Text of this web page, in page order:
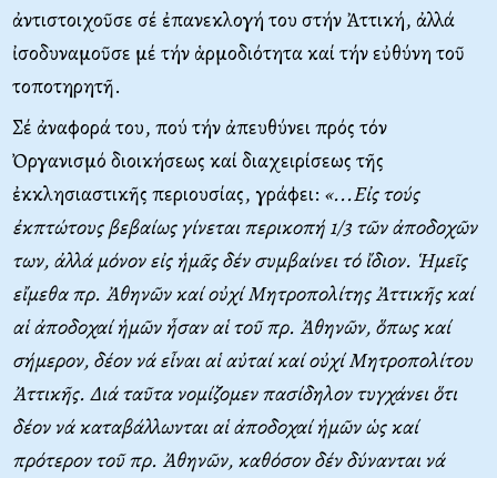
ἀντιστοιχοῦσε σέ ἐπανεκλογή του στήν Ἀττική, ἀλλά
ἰσοδυναμοῦσε μέ τήν ἁρμοδιότητα καί τήν εὐθύνη τοῦ
τοποτηρητῆ.
Σέ ἀναφορά του, πού τήν ἀπευθύνει πρός τόν
Ὀργανισμό διοικήσεως καί διαχειρίσεως τῆς
ἐκκλησιαστικῆς περιουσίας, γράφει: «...Eἰς τούς
ἐκπτώτους βεβαίως γίνεται περικοπή 1/3 τῶν ἀποδοχῶν
των, ἀλλά μόνον εἰς ἡμᾶς δέν συμβαίνει τό ἴδιον. Ἡμεῖς
εἴμεθα πρ. Ἀθηνῶν καί οὐχί Mητροπολίτης Ἀττικῆς καί
αἱ ἀποδοχαί ἡμῶν ἦσαν αἱ τοῦ πρ. Ἀθηνῶν, ὅπως καί
σήμερον, δέον νά εἶναι αἱ αὐταί καί οὐχί Mητροπολίτου
Ἀττικῆς. Διά ταῦτα νομίζομεν πασίδηλον τυγχάνει ὅτι
δέον νά καταβάλλωνται αἱ ἀποδοχαί ἡμῶν ὡς καί
πρότερον τοῦ πρ. Ἀθηνῶν, καθόσον δέν δύνανται νά